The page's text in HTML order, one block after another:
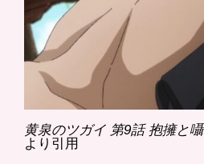
黄泉のツガイ 第9話 抱擁と
より引用